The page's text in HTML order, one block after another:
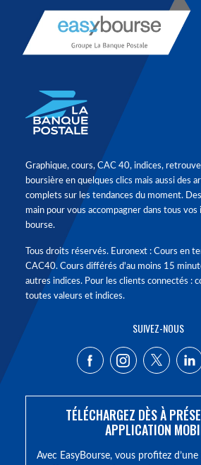
Graphique, cours, CAC 40, indices,
boursière en quelques clics mais aussi des
complets sur les tendances du moment.
main pour vous accompagner dans tous
bourse.
Tous droits réservés. Euronext : Cours en
CAC40. Cours différés d'au moins 15
autres indices. Pour les clients connectés :
toutes valeurs et indices.
SUIVEZ-NOUS
TÉLÉCHARGEZ DÈS À
APPLICATION
Avec EasyBourse, vous profitez